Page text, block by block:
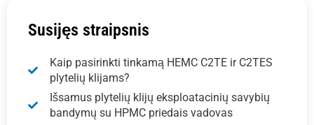
Susijęs straipsnis
Kaip pasirinkti tinkamą HEMC C2TE ir C2TES
plytelių klijams?
Išsamus plytelių klijų eksploatacinių savybių
bandymų su HPMC priedais vadovas